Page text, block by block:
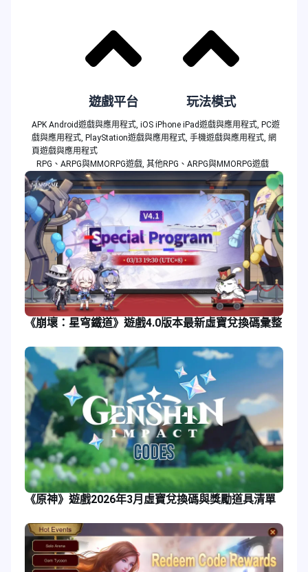
遊戲平台 玩法模式
APK Android遊戲與應用程式,iOS iPhone iPad遊戲與應用程式, PC遊
戲與應用程式, PlayStation遊戲與應用程式,手機遊戲與應用程式,網
頁遊戲與應用程式
RPG、ARPG與MMORPG遊戲, 其他RPG、ARPG與MMORPG遊戲
《崩壞：星穹鐵道》遊戲4.0版本最新虛寶兌換碼彙整
《原神》遊戲2026年3月虛寶兌換碼與獎勵道具清單